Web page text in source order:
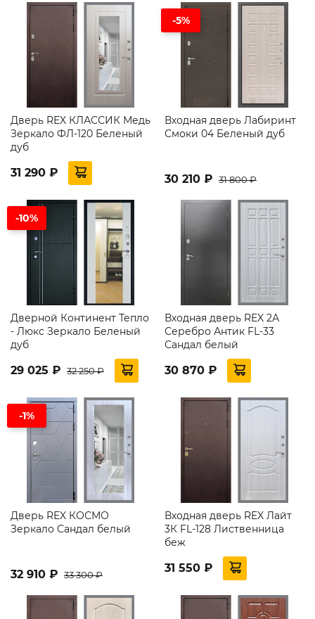
Дверь REX КЛАССИК Медь
Зеркало ФЛ-120 Беленый
дуб
31 290 ₽
-5%
Входная дверь Лабиринт
Смоки 04 Беленый дуб
30 210 ₽ 31 800 ₽
-10%
Дверной Континент Тепло
- Люкс Зеркало Беленый
дуб
29 025 ₽ 32 250 ₽
Входная дверь REX 2А
Серебро Антик FL-33
Сандал белый
30 870 ₽
-1%
Дверь REX КОСМО
Зеркало Сандал белый
32 910 ₽ 33 300 ₽
Входная дверь REX Лайт
3К FL-128 Лиственница
беж
31 550 ₽